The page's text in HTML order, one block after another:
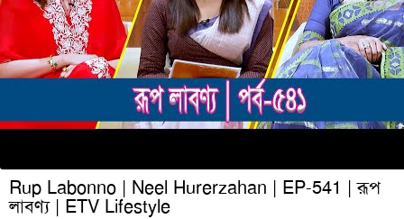
Rup Labonno | Neel Hurerzahan | EP-541 | রূপ
লাবণ্য | ETV Lifestyle